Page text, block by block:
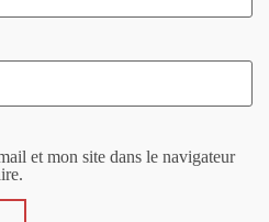
et mon site dans le navigateur